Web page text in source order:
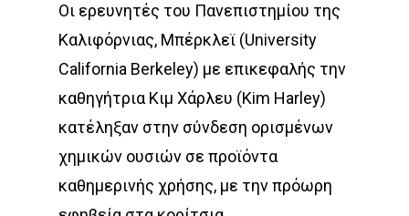
Οι ερευνητές του Πανεπιστημίου της
Καλιφόρνιας, Μπέρκλεϊ (University
California Berkeley) με επικεφαλής την
καθηγήτρια Κιμ Χάρλευ (Kim Harley)
κατέληξαν στην σύνδεση ορισμένων
χημικών ουσιών σε προϊόντα
καθημερινής χρήσης, με την πρόωρη